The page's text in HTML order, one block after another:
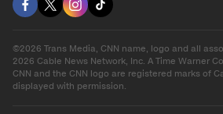
©2026 Trans Media, CNN name, logo and all
2026 Cable News Network, Inc. A Time Warner
CNN and the CNN logo are registered marks of
displayed with permission.